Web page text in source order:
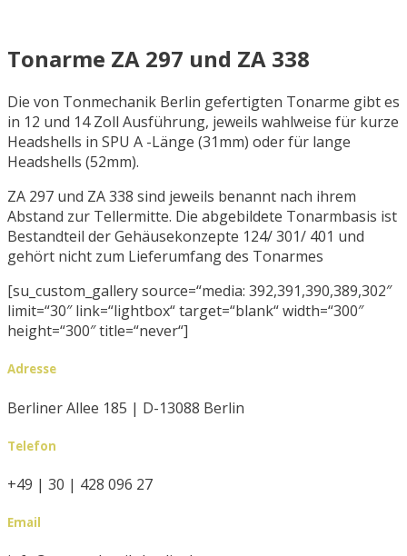
Tonarme ZA 297 und ZA 338
Die von Tonmechanik Berlin gefertigten Tonarme gibt es
in 12 und 14 Zoll Ausführung, jeweils wahlweise für kurze
Headshells in SPU A -Länge (31mm) oder für lange
Headshells (52mm).
ZA 297 und ZA 338 sind jeweils benannt nach ihrem
Abstand zur Tellermitte. Die abgebildete Tonarmbasis ist
Bestandteil der Gehäusekonzepte 124/ 301/ 401 und
gehört nicht zum Lieferumfang des Tonarmes
[su_custom_gallery source=“media: 392,391,390,389,302″
limit=“30″ link=“lightbox“ target=“blank“ width=“300″
height=“300″ title=“never“]
Adresse
Berliner Allee 185 | D-13088 Berlin
Telefon
+49 | 30 | 428 096 27
Email